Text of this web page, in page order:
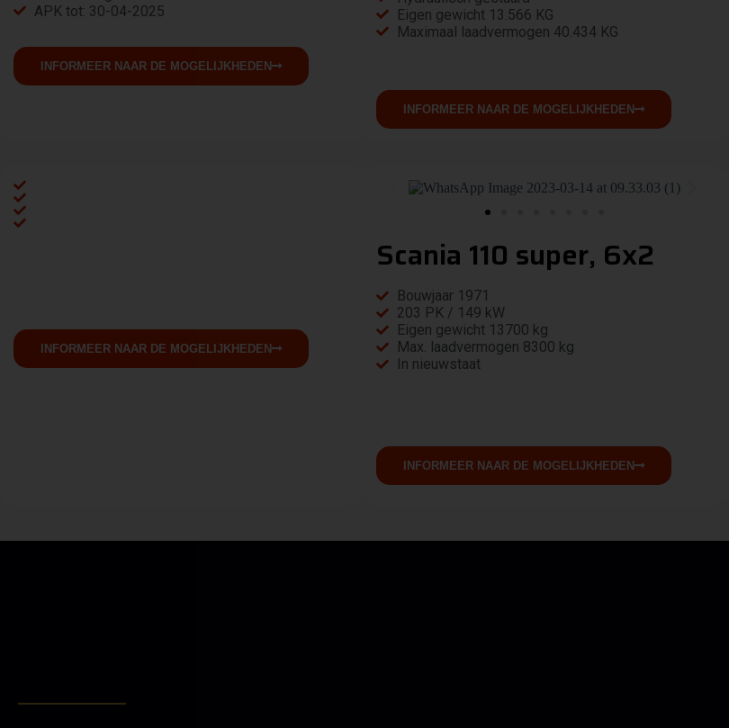
APK tot: 30-04-2025
INFORMEER NAAR DE MOGELIJKHEDEN
Eigen gewicht 13.566 KG
Maximaal laadvermogen 40.434 KG
INFORMEER NAAR DE MOGELIJKHEDEN
INFORMEER NAAR DE MOGELIJKHEDEN
Scania 110 super, 6x2
Bouwjaar 1971
203 PK / 149 kW
Eigen gewicht 13700 kg
Max. laadvermogen 8300 kg
In nieuwstaat
INFORMEER NAAR DE MOGELIJKHEDEN